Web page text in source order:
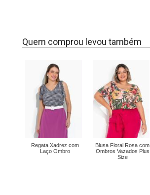
Quem comprou levou também
Regata Xadrez com
Laço Ombro
Blusa Floral Rosa com
Ombros Vazados Plus
Size